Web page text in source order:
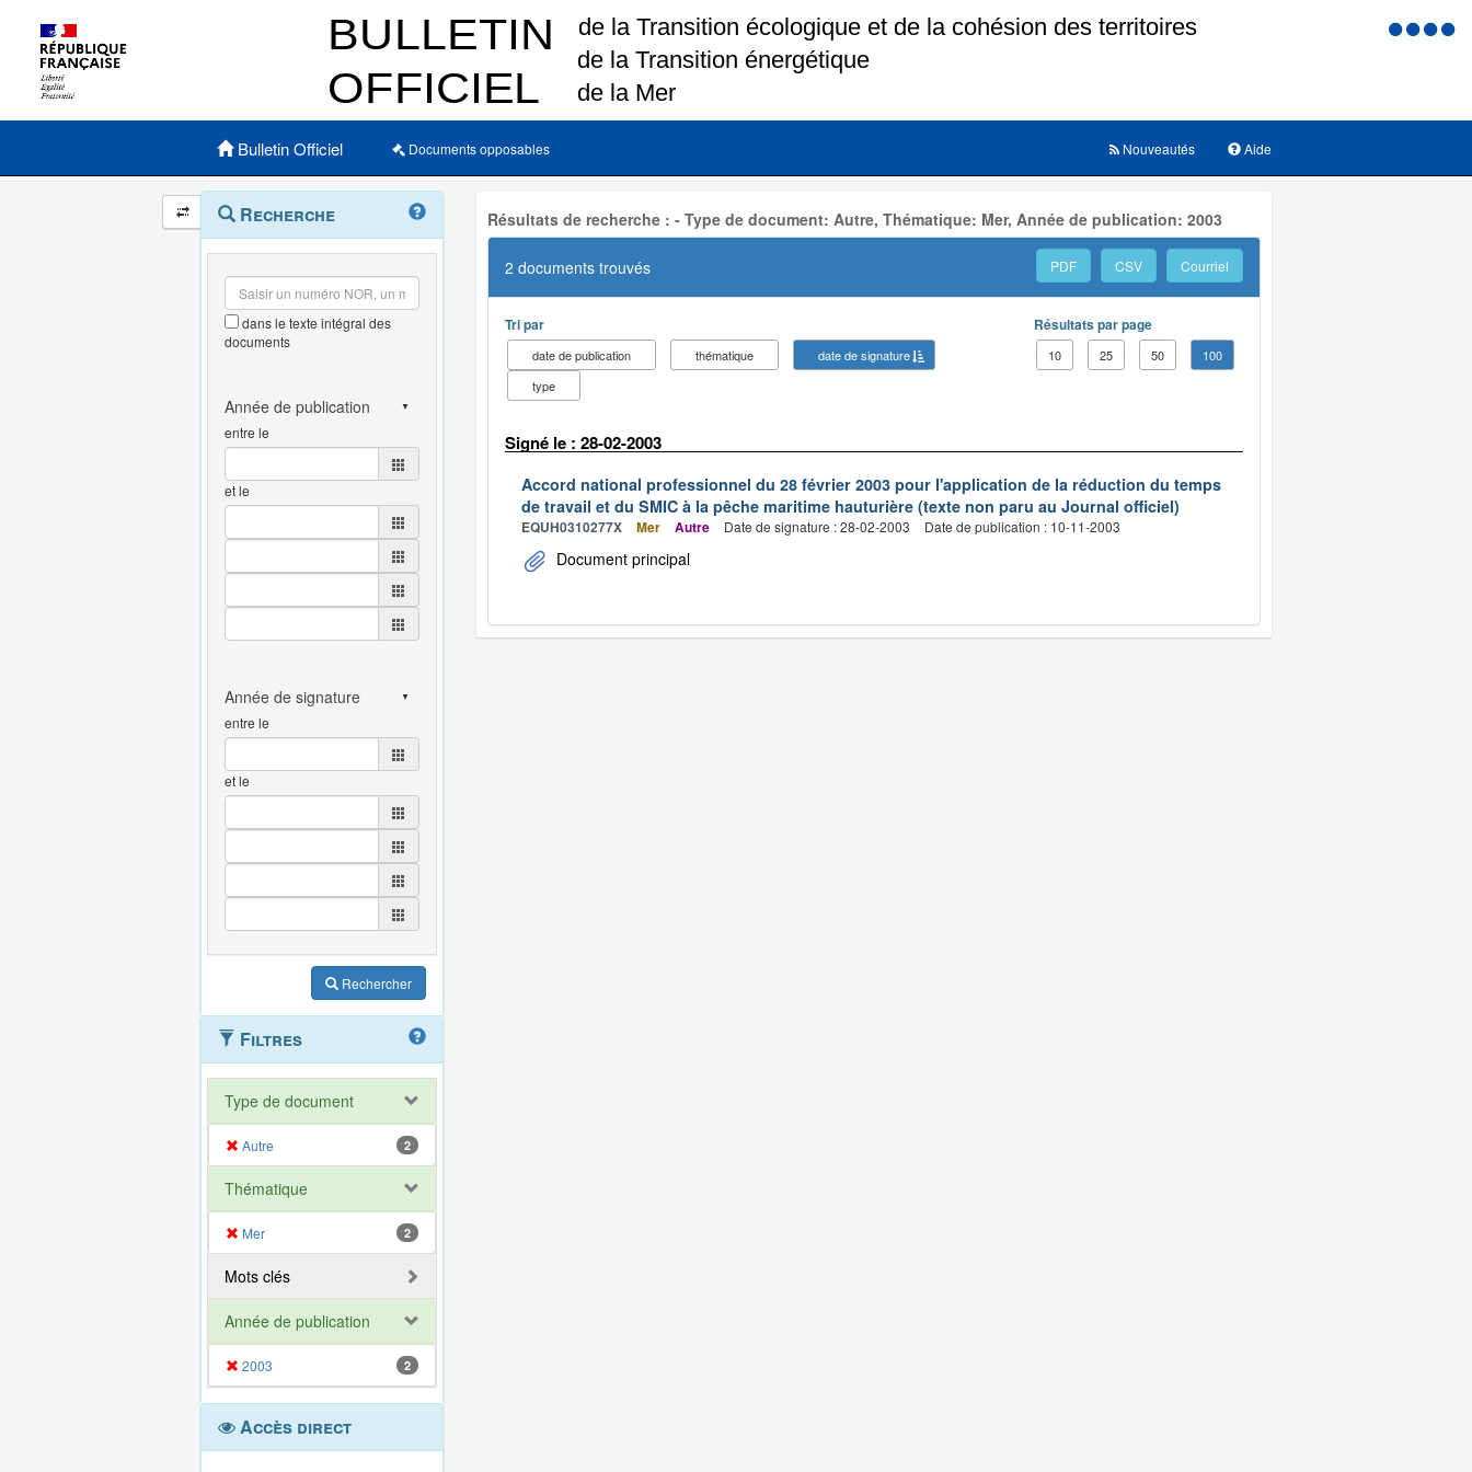
Menu
Menu principal
Bulletin Officiel Documents opposables Aide
Nouveautés
Navigation
et
outils
annexes
Menu
contextuel
Recherche
dans le texte intégral des
documents
entre le
et le
entre le
et le
Rechercher
Filtres
Type de document
Autre 2
Thématique
Mer 2
Mots clés
Année de publication
2003 2
Accès direct
Résultats de recherche : - Type de document: Autre, Thématique: Mer, Année de publication: 2003
2 documents trouvés PDF CSV Courriel
Tri par
date de publication thématique
date de signature
type
Résultats par page
10 25 50 100
Signé le : 28-02-2003
Accord national professionnel du 28 février 2003 pour l'application de la réduction du temps
de travail et du SMIC à la pêche maritime hauturière (texte non paru au Journal officiel)
EQUH0310277X Mer Autre Date de signature : 28-02-2003 Date de publication : 10-11-2003
Document principal